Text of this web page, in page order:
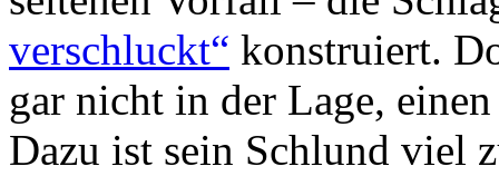
verschluckt“ konstruiert.
gar nicht in der Lage,
Dazu ist sein Schlund viel